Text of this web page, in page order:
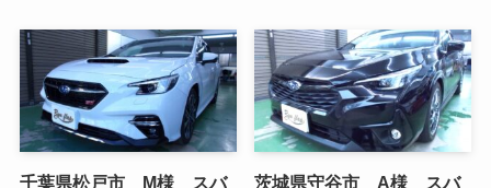
千葉県松戸市 M様 スバ
茨城県守谷市 A様 スバ